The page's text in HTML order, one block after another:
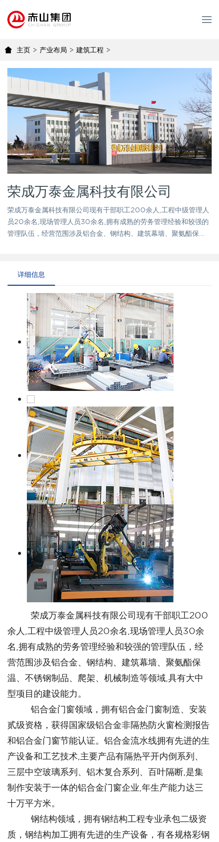
T
l
e
n
a
v
i
g
a
t
i
o
主页 > 产业布局 > 建筑工程 >
荣成万泰金属科技有限公司
荣成万泰金属科技有限公司现有干部职工200余人,工程中级管理人
员20余名,现场管理人员30余名,拥有成熟的劳务管理经验和较强的
管理队伍，经营范围涉及铝合金、钢结构、建筑幕墙、聚氨酯保...
详细信息
荣成万泰金属科技有限公司现有干部职工200
余人,工程中级管理人员20余名,现场管理人员30余
名,拥有成熟的劳务管理经验和较强的管理队伍，经
营范围涉及铝合金、钢结构、建筑幕墙、聚氨酯保
温、不锈钢制品、爬架、机械制造等领域,具有大中
型项目的建设能力。
铝合金门窗领域，拥有铝合金门窗制造、安装
贰级资格，获得国家级铝合金非隔热防火窗检测报告
和铝合金门窗节能认证。铝合金流水线拥有先进的生
产设备和工艺技术,主要产品有隔热平开内倒系列、
三层中空玻璃系列、铝木复合系列、百叶隔断,是集
制作安装于一体的铝合金门窗企业,年生产能力达三
十万平方米。
钢结构领域，拥有钢结构工程专业承包二级资
质，钢结构加工拥有先进的生产设备，有各规格彩钢